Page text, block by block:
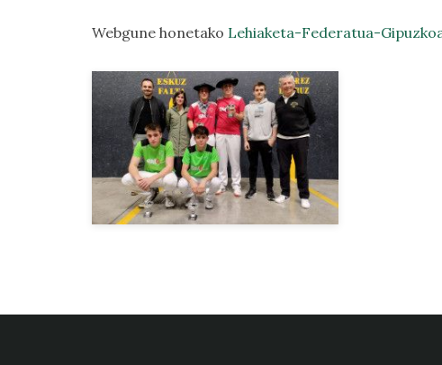
Webgune honetako Lehiaketa-Federatua-